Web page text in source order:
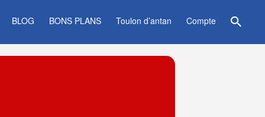
BLOG BONS PLANS Toulon d’antan Compte